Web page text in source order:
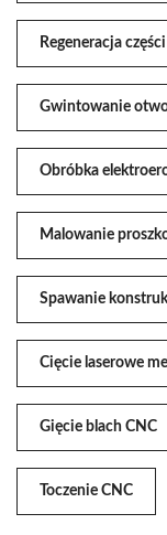
Regeneracja
Gwintowanie
Obróbka
Malowanie
Spawanie
Cięcie laserowe
Gięcie blach CNC
Toczenie CNC